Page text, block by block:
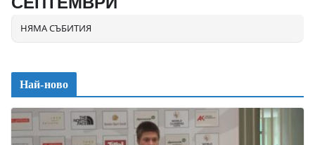
НЯМА СЪБИТИЯ
Най-ново